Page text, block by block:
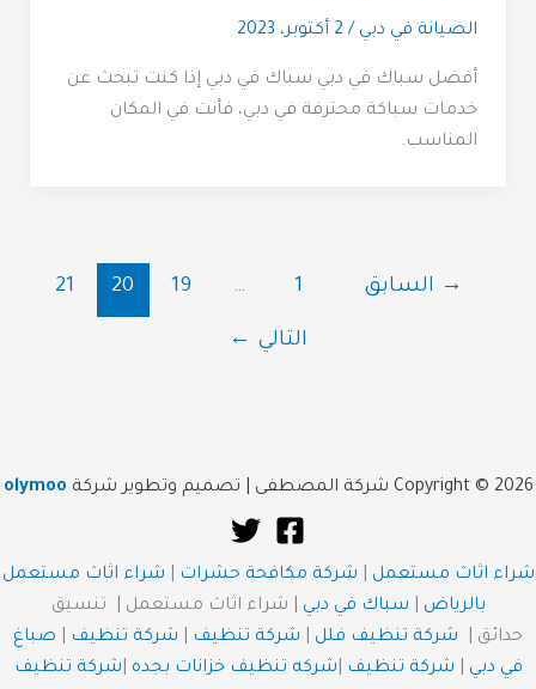
الصيانة في دبي / 2 أكتوبر، 2023
أفضل سباك في دبي سباك في دبي إذا كنت تبحث عن
خدمات سباكة محترفة في دبي، فأنت في المكان
المناسب.
→ السابق 1
…
19
20
21
التالي ←
Copyright © 2026 شركة المصطفى | تصميم وتطوير شركة olymoo
شراء اثاث مستعمل شركة مكافحة حشرات
شراء اثاث مستعمل
بالرياض
سباك في دبي | شراء اثاث مستعمل | تنسيق
حدائق | شركة تنظيف فلل شركة تنظيف شركة تنظيف
صباغ
في دبي
شركة تنظيف شركه تنظيف خزانات بجده شركة تنظيف